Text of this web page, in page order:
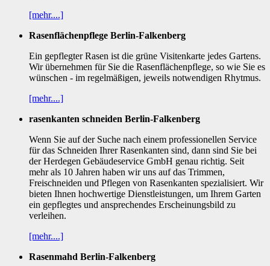
[mehr....]
Rasenflächenpflege Berlin-Falkenberg
Ein gepflegter Rasen ist die grüne Visitenkarte jedes Gartens.
Wir übernehmen für Sie die Rasenflächenpflege, so wie Sie es
wünschen - im regelmäßigen, jeweils notwendigen Rhytmus.
[mehr....]
rasenkanten schneiden Berlin-Falkenberg
Wenn Sie auf der Suche nach einem professionellen Service
für das Schneiden Ihrer Rasenkanten sind, dann sind Sie bei
der Herdegen Gebäudeservice GmbH genau richtig. Seit
mehr als 10 Jahren haben wir uns auf das Trimmen,
Freischneiden und Pflegen von Rasenkanten spezialisiert. Wir
bieten Ihnen hochwertige Dienstleistungen, um Ihrem Garten
ein gepflegtes und ansprechendes Erscheinungsbild zu
verleihen.
[mehr....]
Rasenmahd Berlin-Falkenberg